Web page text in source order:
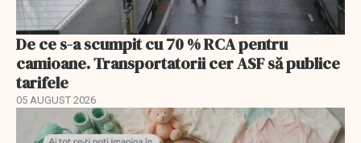
De ce s-a scumpit cu 70 % RCA pentru
camioane. Transportatorii cer ASF să publice
tarifele
05 AUGUST 2026